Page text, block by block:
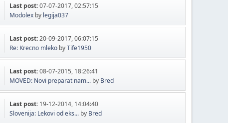
Last post:07-07-2017, 02:57:15
Modolex by legija037
Last post:20-09-2017, 06:07:15
Re: Krecno mleko byTife1950
Last post:08-07-2015, 18:26:41
MOVED: Novi preparat nam... by Bred
Last post: 19-12-2014, 14:04:40
Slovenija: Lekovi od eks... by Bred